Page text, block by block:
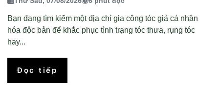
Bạn đang tìm kiếm một địa chỉ gia công tóc giả cá nhân
hóa độc bản để khắc phục tình trạng tóc thưa, rụng tóc
hay...
Đọc tiếp